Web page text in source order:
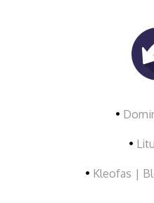
•
•
• Kleofas |